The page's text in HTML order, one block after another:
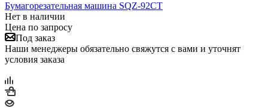
Бумагорезательная машина SQZ-92CT
Нет в наличии
Цена по запросу
Под заказ
Наши менеджеры обязательно свяжутся с вами и уточнят
условия заказа